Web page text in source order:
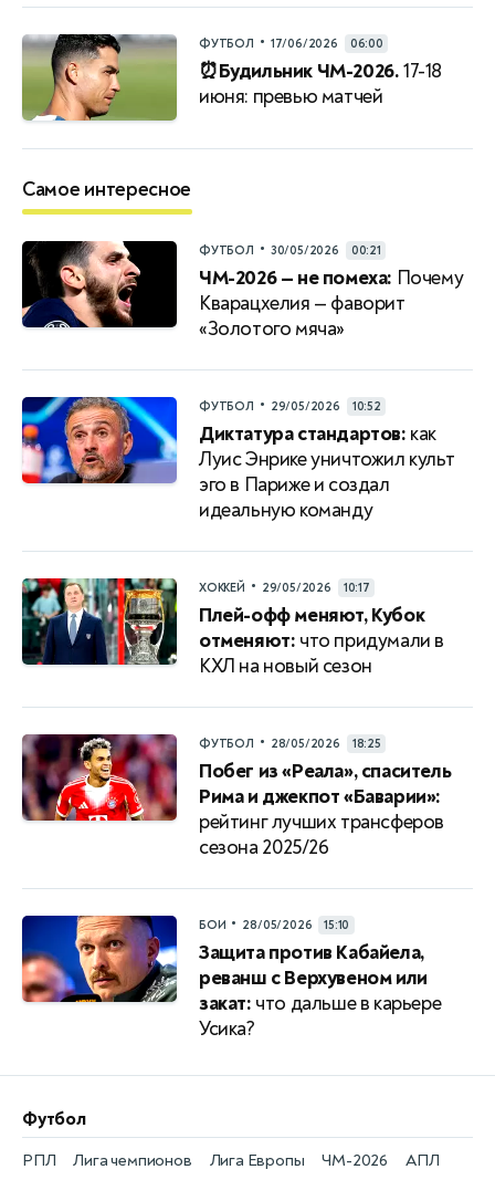
ФУТБОЛ • 17/06/2026 06:00
⏰Будильник ЧМ-2026.17-18
июня: превью матчей
Самое интересное
ФУТБОЛ • 30/05/2026 00:21
ЧМ-2026 — не помеха: Почему
Кварацхелия — фаворит
«Золотого мяча»
ФУТБОЛ • 29/05/2026 10:52
Диктатура стандартов: как
Луис Энрике уничтожил культ
эго в Париже и создал
идеальную команду
ХОККЕЙ • 29/05/2026 10:17
Плей-офф меняют, Кубок
отменяют: что придумали в
КХЛ на новый сезон
ФУТБОЛ • 28/05/2026 18:25
Побег из «Реала», спаситель
Рима и джекпот «Баварии»:
рейтинг лучших трансферов
сезона 2025/26
БОИ • 28/05/2026 15:10
Защита против Кабайела,
реванш с Верхувеном или
закат: что дальше в карьере
Усика?
Футбол
РПЛ Лига чемпионов Лига Европы ЧМ-2026 АПЛ